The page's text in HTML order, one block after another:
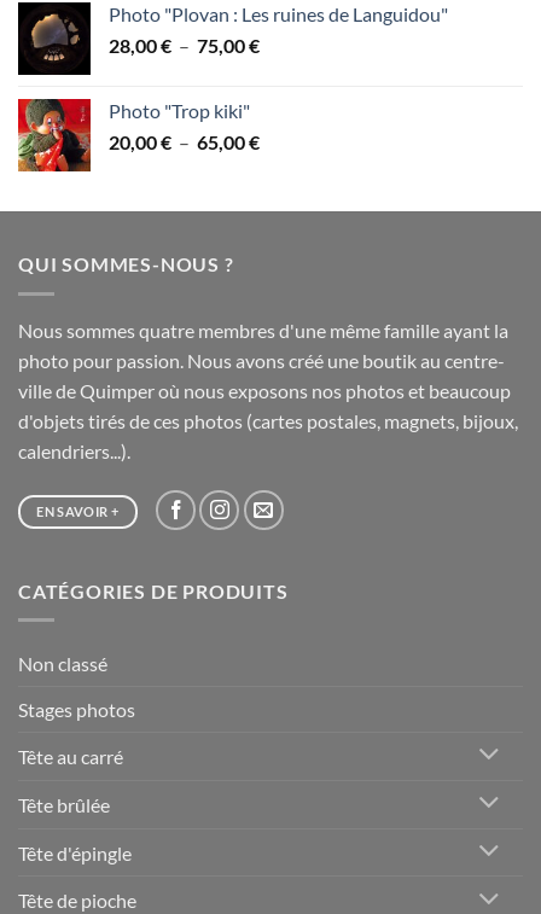
28,00 €
à
Photo "Plovan : Les ruines de Languidou"
28,00€ – 75,00€Plage
à
Photo "Trop kiki"
20,00€ – 65,00€Plage
20,00 €
QUI SOMMES-NOUS ?
Nous sommes quatre membres d'une même famille ayant la
photo pour passion. Nous avons créé une boutik au centre-
ville de Quimper où nous exposons nos photos et beaucoup
d'objets tirés de ces photos (cartes postales, magnets, bijoux,
calendriers...).
EN SAVOIR +
CATÉGORIES DE PRODUITS
Non classé
Stages photos
Tête au carré
Tête brûlée
Tête d'épingle
Tête de pioche